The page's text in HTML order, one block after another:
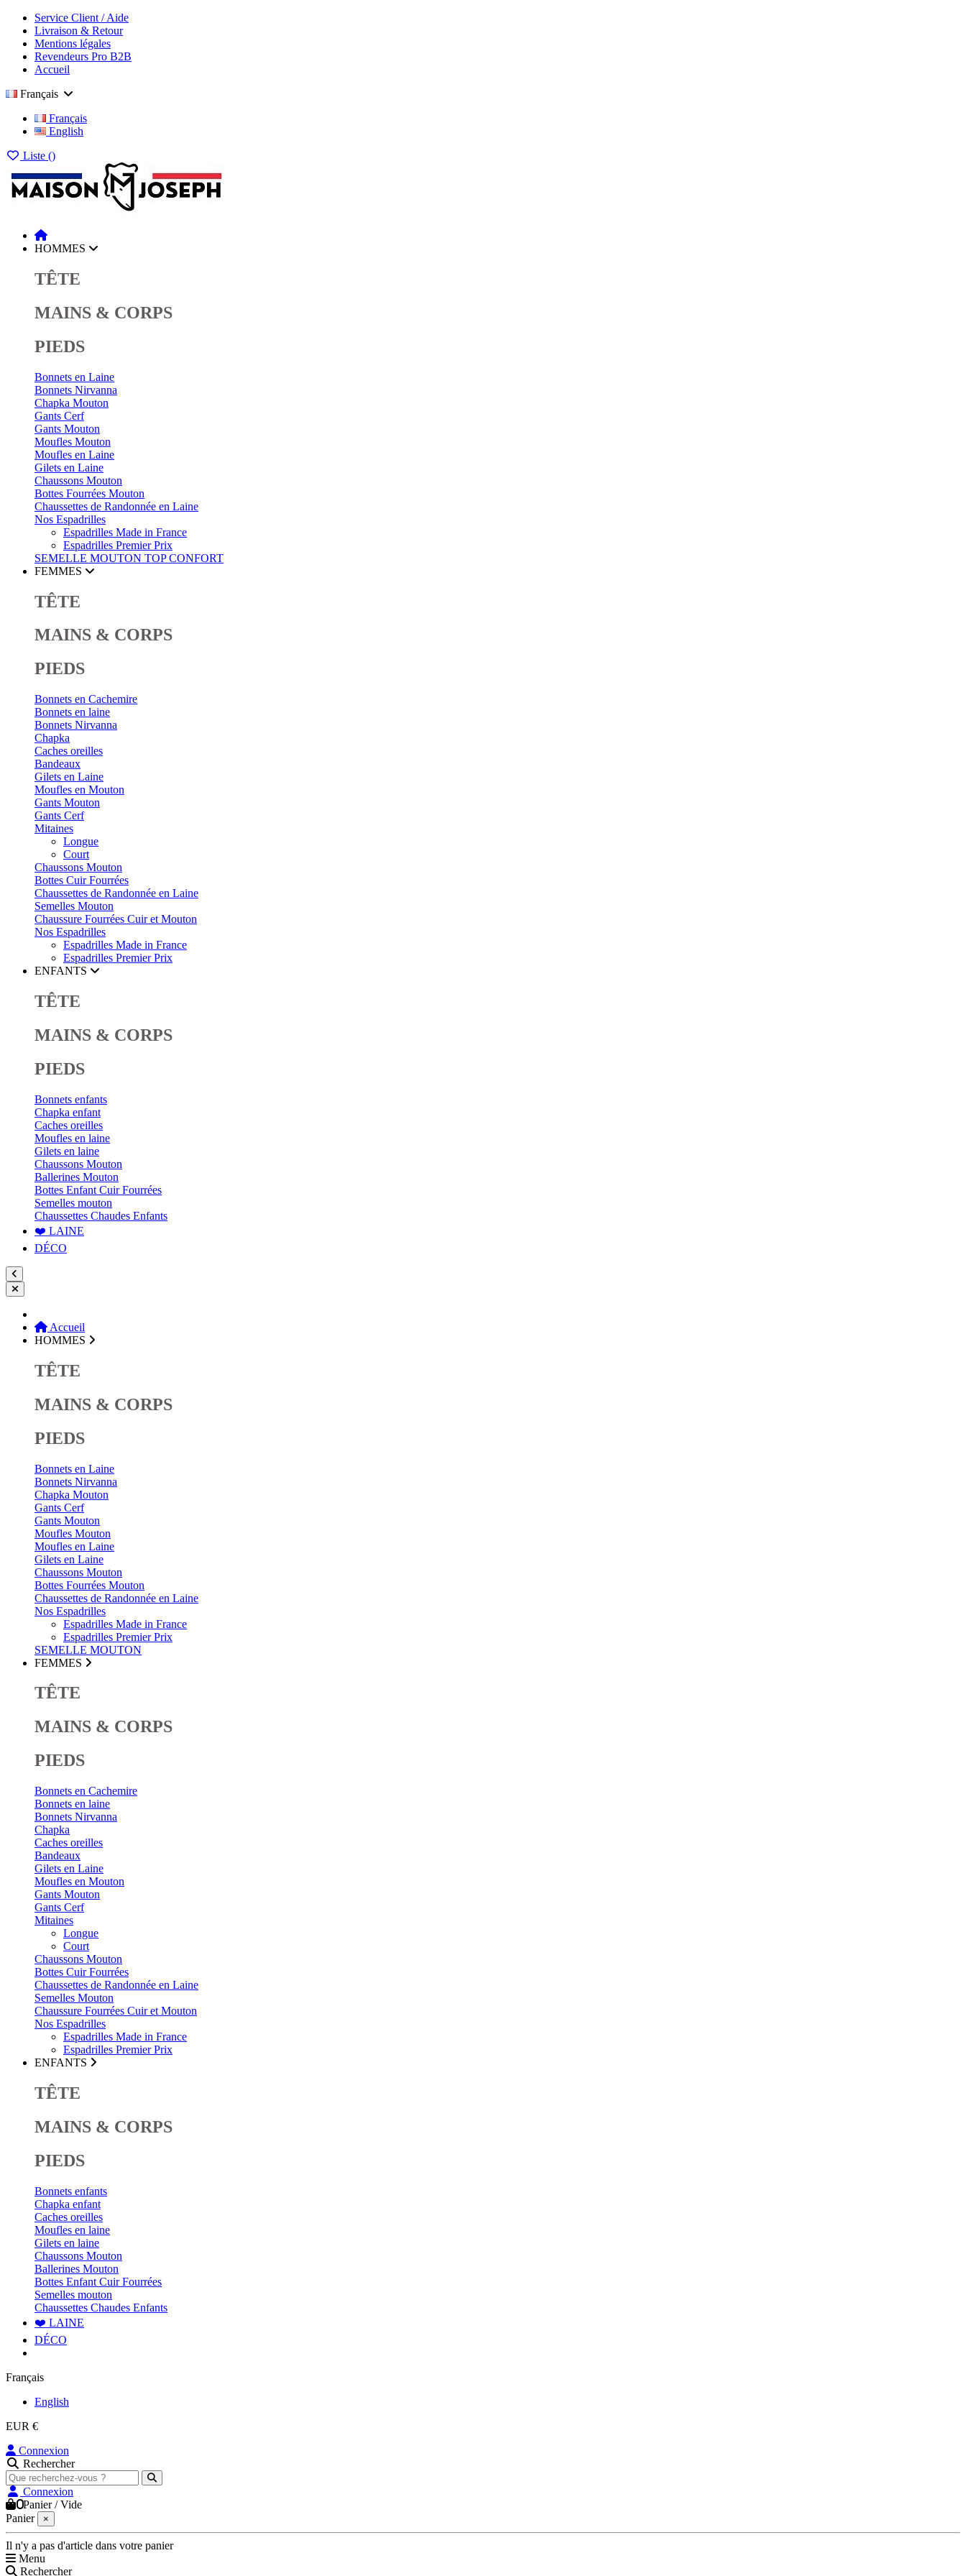
Service Client / Aide
Livraison & Retour
Mentions légales
Revendeurs Pro B2B
Accueil
Français
Français
English
Liste ()
HOMMES
TÊTE
MAINS & CORPS
PIEDS
Bonnets en Laine
Bonnets Nirvanna
Chapka Mouton
Gants Cerf
Gants Mouton
Moufles Mouton
Moufles en Laine
Gilets en Laine
Chaussons Mouton
Bottes Fourrées Mouton
Chaussettes de Randonnée en Laine
Nos Espadrilles
Espadrilles Made in France
Espadrilles Premier Prix
SEMELLE MOUTON TOP CONFORT
FEMMES
TÊTE
MAINS & CORPS
PIEDS
Bonnets en Cachemire
Bonnets en laine
Bonnets Nirvanna
Chapka
Caches oreilles
Bandeaux
Gilets en Laine
Moufles en Mouton
Gants Mouton
Gants Cerf
Mitaines
Longue
Court
Chaussons Mouton
Bottes Cuir Fourrées
Chaussettes de Randonnée en Laine
Semelles Mouton
Chaussure Fourrées Cuir et Mouton
Nos Espadrilles
Espadrilles Made in France
Espadrilles Premier Prix
ENFANTS
TÊTE
MAINS & CORPS
PIEDS
Bonnets enfants
Chapka enfant
Caches oreilles
Moufles en laine
Gilets en laine
Chaussons Mouton
Ballerines Mouton
Bottes Enfant Cuir Fourrées
Semelles mouton
Chaussettes Chaudes Enfants
❤️ LAINE
DÉCO
Accueil
HOMMES
TÊTE
MAINS & CORPS
PIEDS
Bonnets en Laine
Bonnets Nirvanna
Chapka Mouton
Gants Cerf
Gants Mouton
Moufles Mouton
Moufles en Laine
Gilets en Laine
Chaussons Mouton
Bottes Fourrées Mouton
Chaussettes de Randonnée en Laine
Nos Espadrilles
Espadrilles Made in France
Espadrilles Premier Prix
SEMELLE MOUTON
FEMMES
TÊTE
MAINS & CORPS
PIEDS
Bonnets en Cachemire
Bonnets en laine
Bonnets Nirvanna
Chapka
Caches oreilles
Bandeaux
Gilets en Laine
Moufles en Mouton
Gants Mouton
Gants Cerf
Mitaines
Longue
Court
Chaussons Mouton
Bottes Cuir Fourrées
Chaussettes de Randonnée en Laine
Semelles Mouton
Chaussure Fourrées Cuir et Mouton
Nos Espadrilles
Espadrilles Made in France
Espadrilles Premier Prix
ENFANTS
TÊTE
MAINS & CORPS
PIEDS
Bonnets enfants
Chapka enfant
Caches oreilles
Moufles en laine
Gilets en laine
Chaussons Mouton
Ballerines Mouton
Bottes Enfant Cuir Fourrées
Semelles mouton
Chaussettes Chaudes Enfants
❤️ LAINE
DÉCO
Français
English
EUR €
Connexion
Rechercher
Connexion
0Panier /Vide
Panier
×
Il n'y a pas d'article dans votre panier
Menu
Rechercher